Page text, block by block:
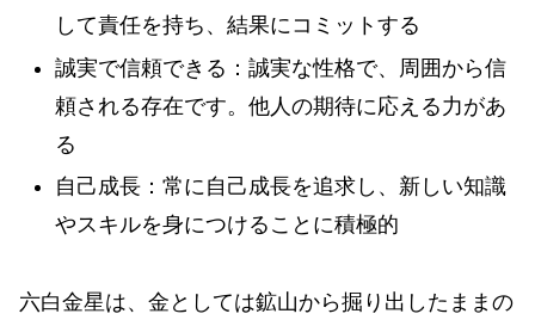
して責任を持ち、結果にコミットする
誠実で信頼できる：誠実な性格で、周囲から信
頼される存在です。他人の期待に応える力があ
る
自己成長：常に自己成長を追求し、新しい知識
やスキルを身につけることに積極的
六白金星は、金としては鉱山から掘り出したままの